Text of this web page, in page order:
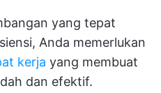
yang tepat
Anda memerlukan
kerja yang membuat
dan efektif.